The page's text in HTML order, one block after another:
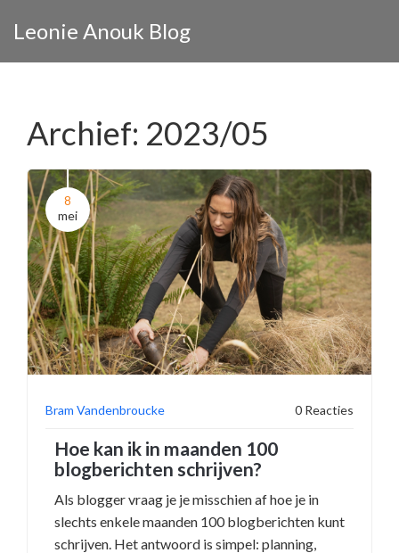
Leonie Anouk Blog
Archief: 2023/05
8
mei
Bram Vandenbroucke 0 Reacties
Hoe kan ik in maanden 100
blogberichten schrijven?
Als blogger vraag je je misschien af hoe je in
slechts enkele maanden 100 blogberichten kunt
schrijven. Het antwoord is simpel: planning,